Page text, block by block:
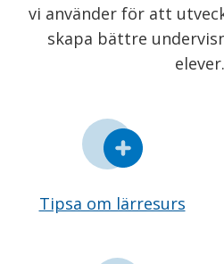
vi använder för att
skapa bättre
elever.
Tipsa om lärresurs